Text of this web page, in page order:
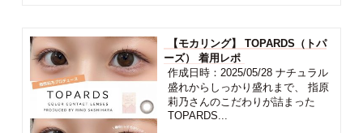
【モカリング】 TOPARDS（トパ
ーズ） 着用レポ
作成日時：2025/05/28 ナチュラル
盛れからしっかり盛れまで、 指原
莉乃さんのこだわりが詰まった
TOPARDS...